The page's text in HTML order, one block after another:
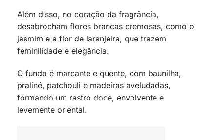
Além disso, no coração da fragrância,
desabrocham flores brancas cremosas, como o
jasmim e a flor de laranjeira, que trazem
feminilidade e elegância.
O fundo é marcante e quente, com baunilha,
praliné, patchouli e madeiras aveludadas,
formando um rastro doce, envolvente e
levemente oriental.